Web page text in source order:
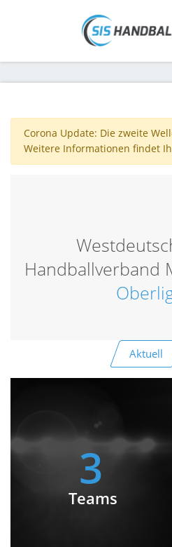
Corona Update: Die zweite
Weitere Informationen findet
Handballverband
Aktuell
3
Teams